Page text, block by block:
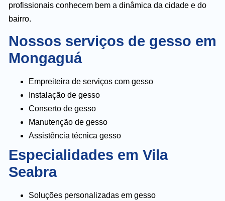
profissionais conhecem bem a dinâmica da cidade e do
bairro.
Nossos serviços de gesso em
Mongaguá
Empreiteira de serviços com gesso
Instalação de gesso
Conserto de gesso
Manutenção de gesso
Assistência técnica gesso
Especialidades em Vila
Seabra
Soluções personalizadas em gesso